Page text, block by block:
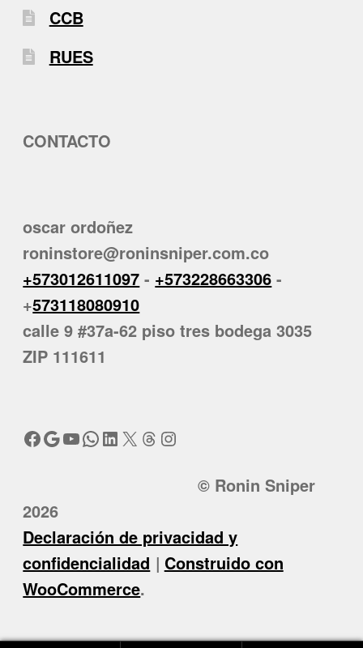
CCB
RUES
CONTACTO
oscar ordoñez
roninstore@roninsniper.com.co
+573012611097 - +573228663306 -
+573118080910
calle 9 #37a-62 piso tres bodega 3035
ZIP 111611
Facebook
Google
YouTube
WhatsApp
LinkedIn
X Threads
Instagram
© Ronin Sniper
2026
Declaración de privacidad y
confidencialidad
Construido con
WooCommerce.